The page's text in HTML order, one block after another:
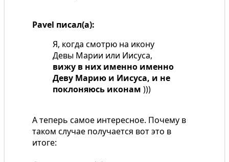
Pavel писал(а):
Я, когда смотрю на икону
Девы Марии или Иисуса,
вижу в них именно именно
Деву Марию и Иисуса, и не
поклоняюсь иконам )))
А теперь самое интересное. Почему в
таком случае получается вот это в
итоге: